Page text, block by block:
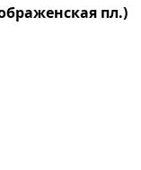
пл.)